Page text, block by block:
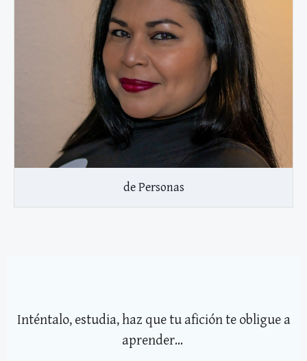
de Personas
Inténtalo, estudia, haz que tu afición te obligue a
aprender...